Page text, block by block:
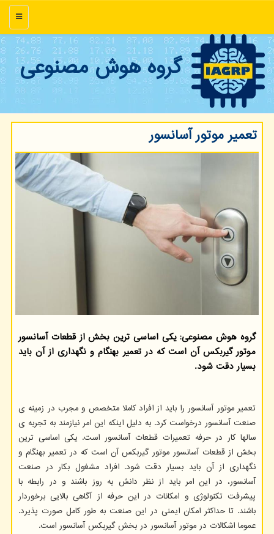
منو
گروه هوش مصنوعی
تعمیر موتور آسانسور
گروه هوش مصنوعی: یكی اساسی ترین بخش از قطعات آسانسور
موتور گیربكس آن است كه در تعمیر بهنگام و نگهداری از آن باید
بسیار دقت شود.
تعمیر موتور آسانسور را باید از افراد کاملا متخصص و مجرب در زمینه ی
صنعت آسانسور درخواست کرد. به دلیل اینکه این امر نیازمند به تجربه ی
سالها کار در حرفه تعمیرات قطعات آسانسور است. یکی اساسی ترین
بخش از قطعات آسانسور موتور گیربکس آن است که در تعمیر بهنگام و
نگهداری از آن باید بسیار دقت شود. افراد مشغول بکار در صنعت
آسانسور، در این امر باید از نظر دانش به روز باشند و در رابطه با
پیشرفت تکنولوژی و امکانات در این حرفه از آگاهی بالایی برخوردار
باشند. تا حداکثر امکان ایمنی در این صنعت به طور کامل صورت پذیرد.
عموما اشکالات در موتور آسانسور در بخش گیربکس آسانسور است.